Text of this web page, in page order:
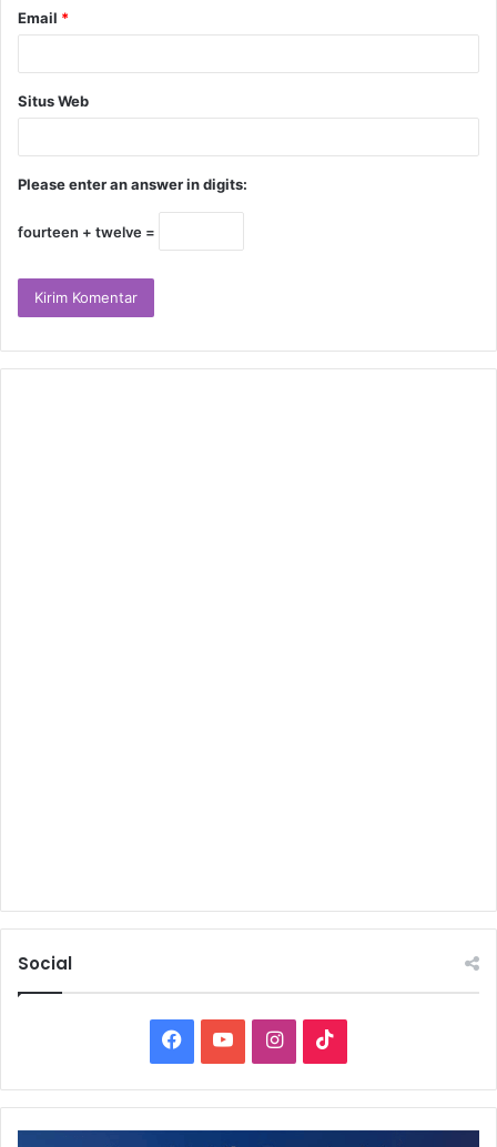
Email *
Situs Web
Please enter an answer in digits:
fourteen + twelve =
Social
Facebook
YouTubeInstagram